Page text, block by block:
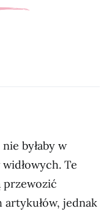
byłaby w
Te
przewozić
jednak